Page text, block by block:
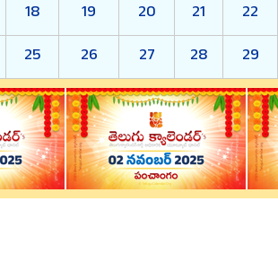
18 19 20 21
22
25 26 27 28 29